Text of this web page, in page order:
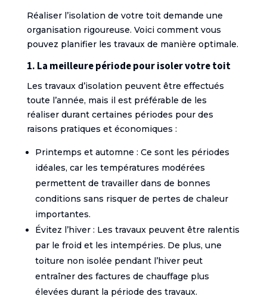
Réaliser l’isolation de votre toit demande une
organisation rigoureuse. Voici comment vous
pouvez planifier les travaux de manière optimale.
1. La meilleure période pour isoler votre toit
Les travaux d’isolation peuvent être effectués
toute l’année, mais il est préférable de les
réaliser durant certaines périodes pour des
raisons pratiques et économiques :
Printemps et automne : Ce sont les périodes
idéales, car les températures modérées
permettent de travailler dans de bonnes
conditions sans risquer de pertes de chaleur
importantes.
Évitez l’hiver : Les travaux peuvent être ralentis
par le froid et les intempéries. De plus, une
toiture non isolée pendant l’hiver peut
entraîner des factures de chauffage plus
élevées durant la période des travaux.